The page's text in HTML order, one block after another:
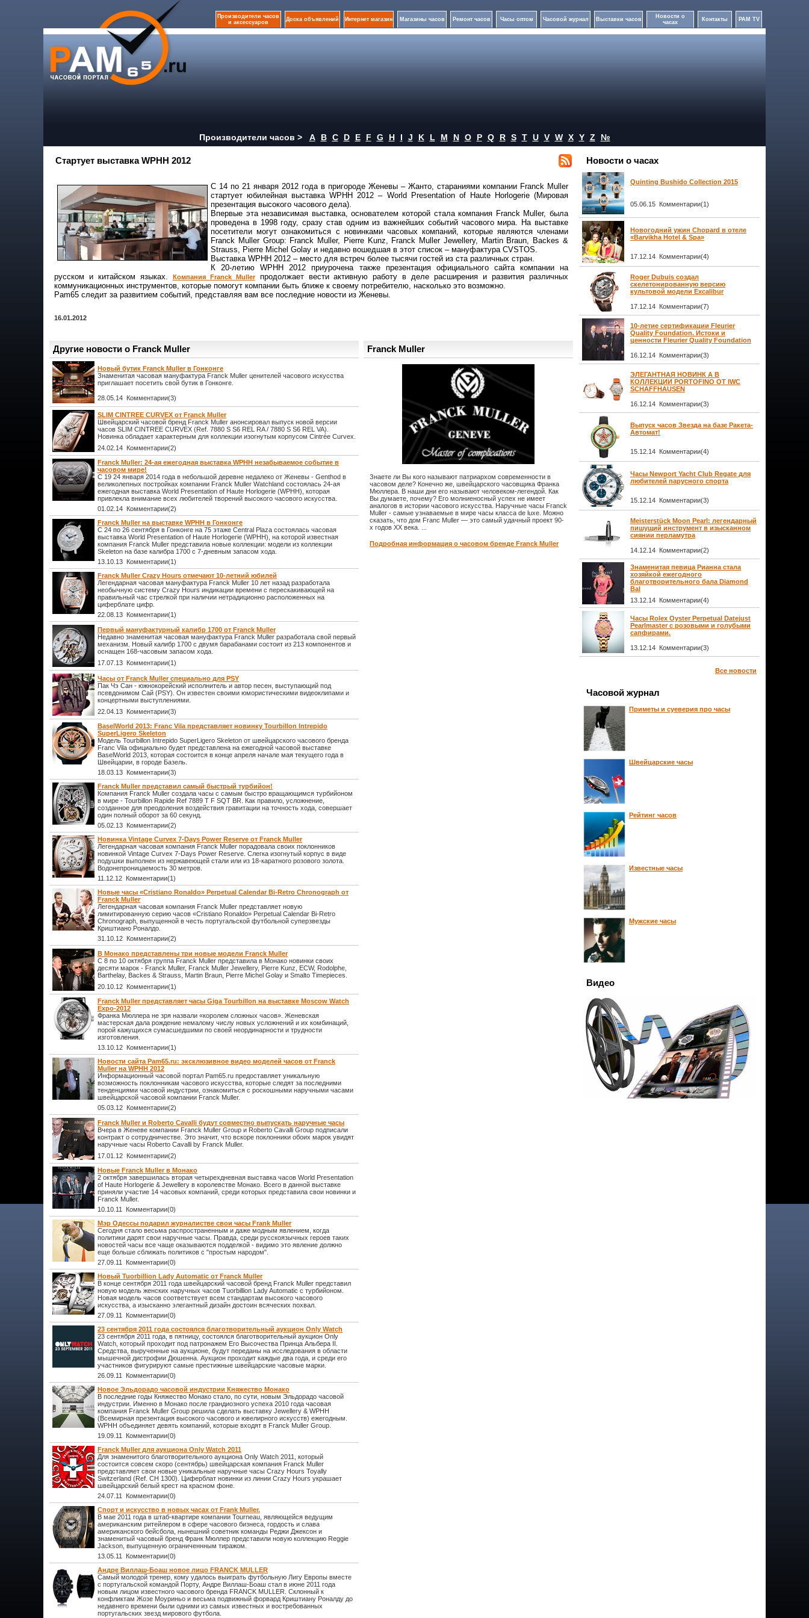
Производители часов
и аксессуаров
Доска объявлений Интернет магазин Магазины часов Ремонт часов Часы оптом Часовой журнал Выставки часов
Новости о
часах
Контакты PAM TV
Производители часов > A B C D E F G H I J K L M N O P Q R S T U V W X Y Z №
Стартует выставка WPHH 2012
C 14 по 21 января 2012 года в пригороде Женевы – Жанто, стараниями компании Franck Muller
стартует юбилейная выставка WPHH 2012 – World Presentation of Haute Horlogerie (Мировая
презентация высокого часового дела).
Впервые эта независимая выставка, основателем которой стала компания Franck Muller, была
проведена в 1998 году, сразу став одним из важнейших событий часового мира. На выставке
посетители могут ознакомиться с новинками часовых компаний, которые являются членами
Franck Muller Group: Franck Muller, Pierre Kunz, Franck Muller Jewellery, Martin Braun, Backes &
Strauss, Pierre Michel Golay и недавно вошедшая в этот список – мануфактура CVSTOS.
Выставка WPHH 2012 – место для встреч более тысячи гостей из ста различных стран.
К 20-летию WPHH 2012 приурочена также презентация официального сайта компании на
русском и китайском языках.
Компания Franck Mullerпродолжает вести активную работу в деле расширения и развития различных
коммуникационных инструментов, которые помогут компании быть ближе к своему потребителю, насколько это возможно.
Pam65 следит за развитием событий, представляя вам все последние новости из Женевы.
16.01.2012
Другие новости о Franck Muller
Новый бутик Franck Muller в Гонконге
Знаменитая часовая мануфактура Franck Muller ценителей часового искусства
приглашает посетить свой бутик в Гонконге.
28.05.14 Комментарии(3)
SLIM CINTREE CURVEX от Franck Muller
Швейцарский часовой бренд Franck Muller анонсировал выпуск новой версии
часов SLIM CINTREE CURVEX (Ref. 7880 S S6 REL RA / 7880 S S6 REL VA).
Новинка обладает характерным для коллекции изогнутым корпусом Cintrée Curvex.
24.02.14 Комментарии(2)
Franck Muller: 24-ая ежегодная выставка WPHH незабываемое событие в
часовом мире!
С 19 24 января 2014 года в небольшой деревне недалеко от Женевы - Genthod в
великолепных постройках компании Franck Muller Watchland состоялась 24-ая
ежегодная выставка World Presentation of Haute Horlogerie (WPHH), которая
привлекла внимание всех любителей творений высокого часового искусства.
01.02.14 Комментарии(2)
Franck Muller на выставке WPHH в Гонконге
С 24 по 26 сентября в Гонконге на 75 этаже Central Plaza состоялась часовая
выставка World Presentation of Haute Horlogerie (WPHH), на которой известная
компания Franck Muller представила новые коллекции: модели из коллекции
Skeleton на базе калибра 1700 с 7-дневным запасом хода.
13.10.13 Комментарии(1)
Franck Muller Crazy Hours отмечают 10-летний юбилей
Легендарная часовая мануфактура Franck Muller 10 лет назад разработала
необычную систему Crazy Hours индикации времени с перескакивающей на
правильный час стрелкой при наличии нетрадиционно расположенных на
циферблате цифр.
22.08.13 Комментарии(1)
Первый мануфактурный калибр 1700 от Franck Muller
Недавно знаменитая часовая мануфактура Franck Muller разработала свой первый
механизм. Новый калибр 1700 с двумя барабанами состоит из 213 компонентов и
оснащен 168-часовым запасом хода.
17.07.13 Комментарии(1)
Часы от Franck Muller специально для PSY
Пак Чэ Сан - южнокорейский исполнитель и автор песен, выступающий под
псевдонимом Сай (PSY). Он известен своими юмористическими видеоклипами и
концертными выступлениями.
22.04.13 Комментарии(3)
BaselWorld 2013: Franc Vila представляет новинку Tourbillon Intrepido
SuperLigero Skeleton
Модель Tourbillon Intrepido SuperLigero Skeleton от швейцарского часового бренда
Franc Vila официально будет представлена на ежегодной часовой выставке
BaselWorld 2013, которая состоится в конце апреля начале мая текущего года в
Швейцарии, в городе Базель.
18.03.13 Комментарии(3)
Franck Muller представил самый быстрый турбийон!
Компания Franck Muller создала часы с самым быстро вращающимся турбийоном
в мире - Tourbillon Rapide Ref 7889 T F SQT BR. Как правило, усложнение,
созданное для преодоления воздействия гравитации на точность хода, совершает
один полный оборот за 60 секунд.
05.02.13 Комментарии(2)
Новинка Vintage Curvex 7-Days Power Reserve от Franck Muller
Легендарная часовая компания Franck Muller порадовала своих поклонников
новинкой Vintage Curvex 7-Days Power Reserve. Слегка изогнутый корпус в виде
подушки выполнен из нержавеющей стали или из 18-каратного розового золота.
Водонепроницаемость 30 метров.
11.12.12 Комментарии(1)
Новые часы «Cristiano Ronaldo» Perpetual Calendar Bi-Retro Chronograph от
Franck Muller
Легендарная часовая компания Franck Muller представляет новую
лимитированную серию часов «Cristiano Ronaldo» Perpetual Calendar Bi-Retro
Chronograph, выпущенной в честь португальской футбольной суперзвезды
Криштиано Роналдо.
31.10.12 Комментарии(2)
В Монако представлены три новые модели Franck Muller
С 8 по 10 октября группа Franck Muller представила в Монако новинки своих
десяти марок - Franck Muller, Franck Muller Jewellery, Pierre Kunz, ECW, Rodolphe,
Barthelay, Backes & Strauss, Martin Braun, Pierre Michel Golay и Smalto Timepieces.
20.10.12 Комментарии(1)
Franck Muller представляет часы Giga Tourbillon на выставке Moscow Watch
Expo-2012
Франка Мюллера не зря назвали «королем сложных часов». Женевская
мастерская дала рождение немалому числу новых усложнений и их комбинаций,
порой кажущихся сумасшедшими по своей неординарности и трудности
изготовления.
13.10.12 Комментарии(1)
Новости сайта Pam65.ru: эксклюзивное видео моделей часов от Franck
Muller на WPHH 2012
Информационный часовой портал Pam65.ru предоставляет уникальную
возможность поклонникам часового искусства, которые следят за последними
тенденциями часовой индустрии, ознакомиться с роскошными наручными часами
швейцарской часовой компании Franck Muller.
05.03.12 Комментарии(2)
Franck Muller и Roberto Cavalli будут совместно выпускать наручные часы
Вчера в Женеве компании Franck Muller Group и Roberto Cavalli Group подписали
контракт о сотрудничестве. Это значит, что вскоре поклонники обоих марок увидят
наручные часы Roberto Cavalli by Franck Muller.
17.01.12 Комментарии(2)
Новые Franck Muller в Монако
2 октября завершилась вторая четырехдневная выставка часов World Presentation
of Haute Horlogerie & Jewellery в королевстве Монако. Всего в данной выставке
приняли участие 14 часовых компаний, среди которых представила свои новинки и
Franck Muller.
10.10.11 Комментарии(0)
Мэр Одессы подарил журналистве свои часы Frank Muller
Сегодня стало весьма распространенным и даже модным явлением, когда
политики дарят свои наручные часы. Правда, среди русскоязычных героев таких
новостей часы все чаще оказываются подделкой - видимо это явление должно
еще больше сближать политиков с "простым народом".
27.09.11 Комментарии(0)
Новый Tuorbillion Lady Automatic от Franck Muller
В конце сентября 2011 года швейцарский часовой бренд Franck Muller представил
новую модель женских наручных часов Tuorbillion Lady Automatic с турбийоном.
Новая модель часов соответствует всем стандартам высокого часового
искусства, а изысканно элегантный дизайн достоин всяческих похвал.
27.09.11 Комментарии(0)
23 сентября 2011 года состоялся благотворительный аукцион Only Watch
23 сентября 2011 года, в пятницу, состоялся благотворительный аукцион Only
Watch, который проходит под патронажем Его Высочества Принца Альбера II.
Средства, вырученные на аукционе, будут переданы на исследования в области
мышечной дистрофии Дюшенна. Аукцион проходит каждые два года, и среди его
участников фигурируют самые престижные швейцарские часовые марки.
26.09.11 Комментарии(0)
Новое Эльдорадо часовой индустрии Княжество Монако
В последние годы Княжество Монако стало, по сути, новым Эльдорадо часовой
индустрии. Именно в Монако после грандиозного успеха 2010 года часовая
компания Franck Muller Group решила сделать выставку Jewellery & WPHH
(Всемирная презентация высокого часового и ювелирного искусств) ежегодным.
WPHH объединяет девять компаний, которые входят в Franck Muller Group.
19.09.11 Комментарии(0)
Franck Muller для аукциона Only Watch 2011
Для знаменитого благотворительного аукциона Only Watch 2011, который
состоится совсем скоро (сентябрь) швейцарская компания Franck Muller
представляет свои новые уникальные наручные часы Crazy Hours Toyally
Switzerland (Ref. CH 1300). Циферблат новинки из линии Crazy Hours украшает
швейцарский белый крест на красном фоне.
24.07.11 Комментарии(0)
Спорт и искусство в новых часах от Frank Muller.
В мае 2011 года в штаб-квартире компании Tourneau, являющейся ведущим
американским ритейлером в сфере часового бизнеса, гордость и слава
американского бейсбола, нынешний советник команды Реджи Джексон и
знаменитый часовый бренд Франк Мюллер представили новую коллекцию Reggie
Jackson, выпущенную ограниченнным тиражом.
13.05.11 Комментарии(0)
Андре Виллаш-Боаш новое лицо FRANCK MULLER
Самый молодой тренер, кому удалось выиграть футбольную Лигу Европы вместе
с португальской командой Порту, Андре Виллаш-Боаш стал в июне 2011 года
новым лицом известного часового бренда FRANCK MULLER. Склонный к
конфликтам Жозе Моуриньо и весьма подвижный форвард Криштиану Роналду до
недавнего времени были одними из самых известных и востребованных
португальских звезд мирового футбола.
Franck Muller
Знаете ли Вы кого называют патриархом современности в
часовом деле? Конечно же, швейцарского часовщика Франка
Мюллера. В наши дни его называют человеком-легендой. Как
Вы думаете, почему? Его молниеносный успех не имеет
аналогов в истории часового искусства. Наручные часы Franck
Muller - самые узнаваемые в мире часы класса de luxe. Можно
сказать, что дом Franc Muller — это самый удачный проект 90-
х годов XX века. ...
Подробная информация о часовом бренде Franck Muller
Новости о часах
Quinting Bushido Collection 2015
05.06.15 Комментарии(1)
Новогодний ужин Chopard в отеле
«Barvikha Hotel & Spa»
17.12.14 Комментарии(4)
Roger Dubuis создал
скелетонированную версию
культовой модели Excalibur
17.12.14 Комментарии(7)
10-летие сертификации Fleurier
Quality Foundation. Истоки и
ценности Fleurier Quality Foundation
16.12.14 Комментарии(3)
ЭЛЕГАНТНАЯ НОВИНК А В
КОЛЛЕКЦИИ PORTOFINO ОТ IWC
SCHAFFHAUSEN
16.12.14 Комментарии(3)
Выпуск часов Звезда на базе Ракета-
Автомат!
15.12.14 Комментарии(4)
Часы Newport Yacht Club Regate для
любителей парусного спорта
15.12.14 Комментарии(3)
Meisterstück Moon Pearl: легендарный
пишущий инструмент в изысканном
сиянии перламутра
14.12.14 Комментарии(2)
Знаменитая певица Рианна стала
хозяйкой ежегодного
благотворительного бала Diamond
Bal
13.12.14 Комментарии(4)
Часы Rolex Oyster Perpetual Datejust
Pearlmaster с розовыми и голубыми
сапфирами.
13.12.14 Комментарии(3)
Все новости
Часовой журнал
Приметы и суеверия про часы
Швейцарские часы
Рейтинг часов
Известные часы
Мужские часы
Видео